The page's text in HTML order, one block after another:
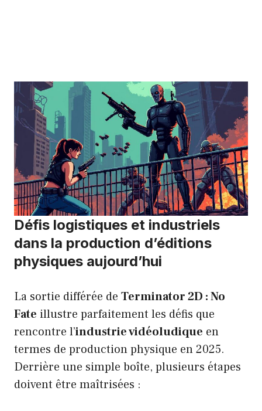
Défis logistiques et industriels
dans la production d’éditions
physiques aujourd’hui
La sortie différée de Terminator 2D : No
Fate illustre parfaitement les défis que
rencontre l’industrie vidéoludique en
termes de production physique en 2025.
Derrière une simple boîte, plusieurs étapes
doivent être maîtrisées :